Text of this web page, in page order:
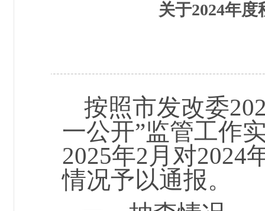
关于2024年
按照市发改委
一公开”监管工作
2025年2月 对2024
情况予以通报。